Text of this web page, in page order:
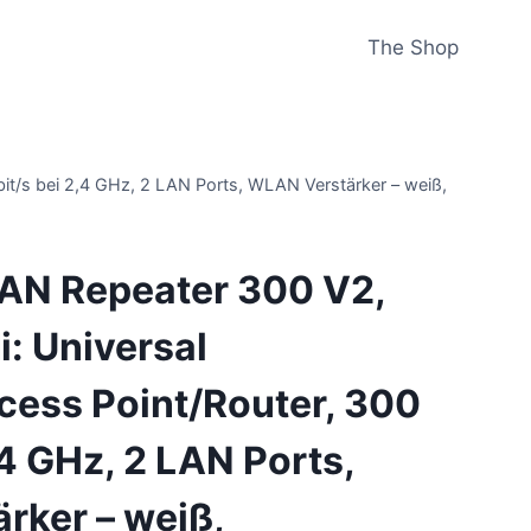
The Shop
s bei 2,4 GHz, 2 LAN Ports, WLAN Verstärker – weiß,
Repeater 300 V2,
Universal
Point/Router, 300
GHz, 2 LAN Ports,
– weiß,